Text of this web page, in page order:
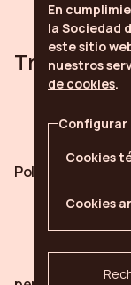
Trabe
Política de cookies
En
la Sociedad
este sitio
nuestros
de cookies.
Configurar
Cookies
Cookies